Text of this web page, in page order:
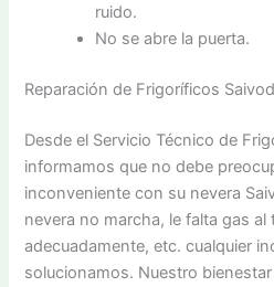
ruido.
No se abre la puerta.
Reparación de Frigoríficos
Desde el Servicio Técnico de
informamos que no debe
inconveniente con su nevera
nevera no marcha, le falta gas
adecuadamente, etc. cualquier
solucionamos. Nuestro